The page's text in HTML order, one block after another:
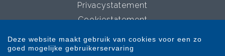
Privacystatement
Cookiestatement
Deze website maakt gebruik van cookies voor een zo
goed mogelijke gebruikerservaring